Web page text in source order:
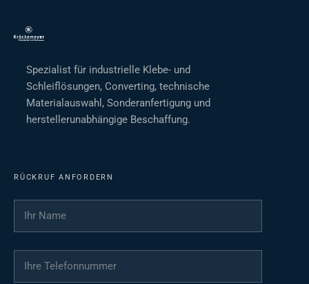
Spezialist für industrielle Klebe- und
Schleiflösungen, Converting, technische
Materialauswahl, Sonderanfertigung und
herstellerunabhängige Beschaffung.
RÜCKRUF ANFORDERN
Ihr Name
Ihre Telefonnummer